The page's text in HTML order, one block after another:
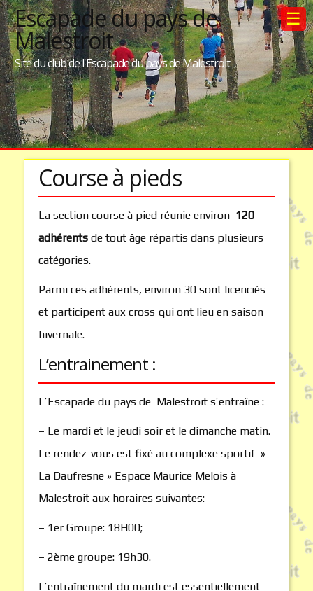
Escapade du pays de
Malestroit
Site du club de l'Escapade du pays de Malestroit
☰
Course à pieds
La section course à pied réunie environ 120
adhérents de tout âge répartis dans plusieurs
catégories.
Parmi ces adhérents, environ 30 sont licenciés
et participent aux cross qui ont lieu en saison
hivernale.
L’entrainement :
L’Escapade du pays de Malestroit s’entraîne :
– Le mardi et le jeudi soir et le dimanche matin.
Le rendez-vous est fixé au complexe sportif »
La Daufresne » Espace Maurice Melois à
Malestroit aux horaires suivantes:
– 1er Groupe: 18H00;
– 2ème groupe: 19h30.
L’entraînement du mardi est essentiellement